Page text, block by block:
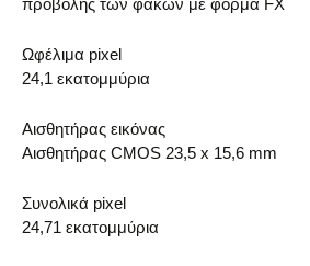
Ωφέλιμα pixel
24,1 εκατομμύρια
Αισθητήρας εικόνας
Αισθητήρας CMOS 23,5 x 15,6 mm
Συνολικά pixel
24,71 εκατομμύρια